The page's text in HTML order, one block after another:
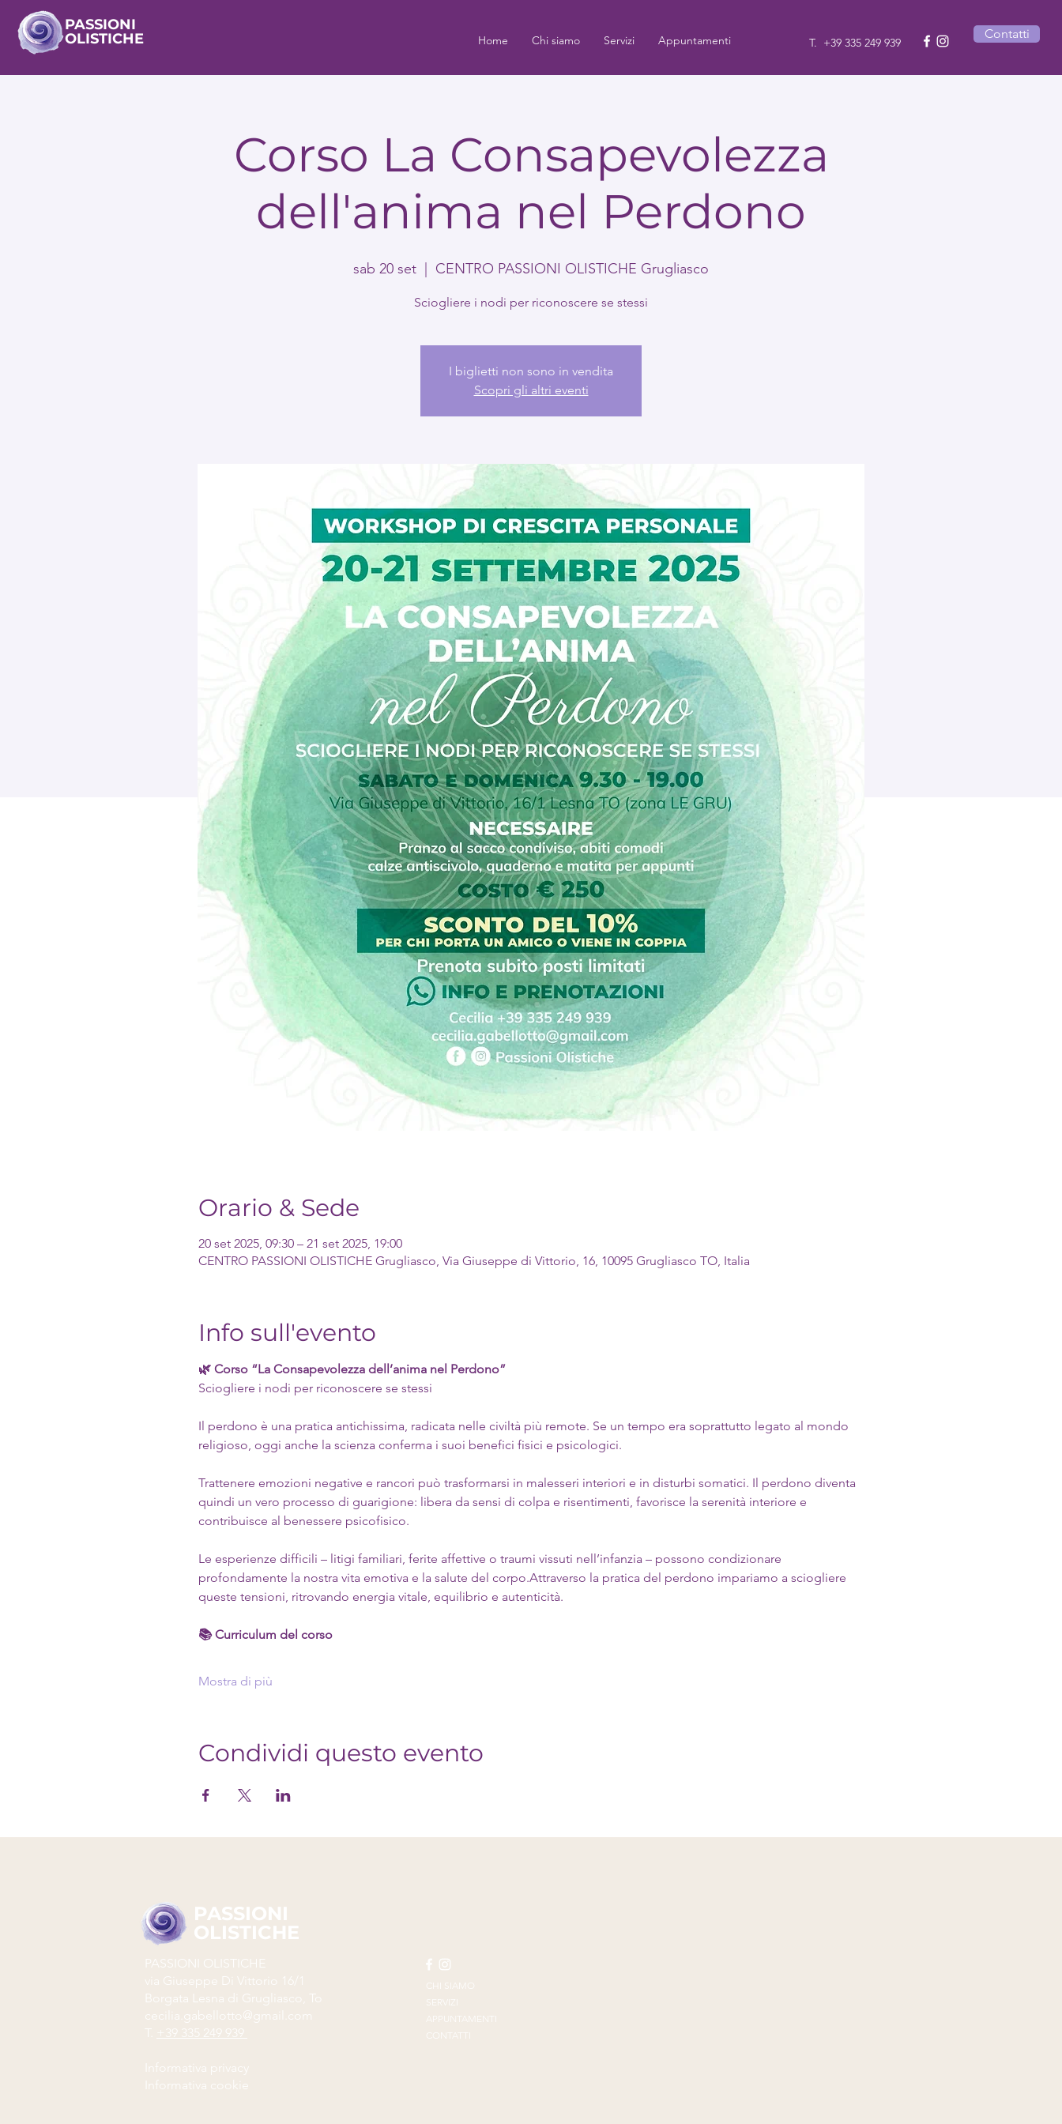
PASSIONI
OLISTICHE
Home Chi siamo Servizi Appuntamenti T. +39 335 249 939
Contatti
Corso La Consapevolezza
dell'anima nel Perdono
sab 20 set CENTRO PASSIONI OLISTICHE Grugliasco
Sciogliere i nodi per riconoscere se stessi
I biglietti non sono in vendita
Scopri gli altri eventi
Orario & Sede
20 set 2025, 09:30 – 21 set 2025, 19:00
CENTRO PASSIONI OLISTICHE Grugliasco, Via Giuseppe di Vittorio, 16, 10095 Grugliasco TO, Italia
Info sull'evento
🌿 Corso “La Consapevolezza dell’anima nel Perdono”
Sciogliere i nodi per riconoscere se stessi
Il perdono è una pratica antichissima, radicata nelle civiltà più remote. Se un tempo era soprattutto legato al mondo
religioso, oggi anche la scienza conferma i suoi benefici fisici e psicologici.
Trattenere emozioni negative e rancori può trasformarsi in malesseri interiori e in disturbi somatici. Il perdono diventa
quindi un vero processo di guarigione: libera da sensi di colpa e risentimenti, favorisce la serenità interiore e
contribuisce al benessere psicofisico.
Le esperienze difficili – litigi familiari, ferite affettive o traumi vissuti nell’infanzia – possono condizionare
profondamente la nostra vita emotiva e la salute del corpo.Attraverso la pratica del perdono impariamo a sciogliere
queste tensioni, ritrovando energia vitale, equilibrio e autenticità.
📚 Curriculum del corso
Mostra di più
Condividi questo evento
PASSIONI
OLISTICHE
PASSIONI OLISTICHE
via Giuseppe Di Vittorio 16/1
Borgata Lesna di Grugliasco, To
cecilia.gabellotto@gmail.com
T. +39 335 249 939
Informativa privacy
Informativa cookie
CHI SIAMO
SERVIZI
APPUNTAMENTI
CONTATTI